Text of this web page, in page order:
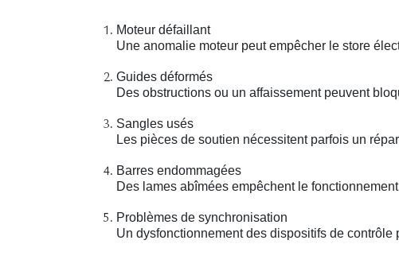
Moteur défaillant
Une anomalie moteur peut empêcher le store
Guides déformés
Des obstructions ou un affaissement peuvent
Sangles usés
Les pièces de soutien nécessitent parfois un
Barres endommagées
Des lames abîmées empêchent le
Problèmes de synchronisation
Un dysfonctionnement des dispositifs de